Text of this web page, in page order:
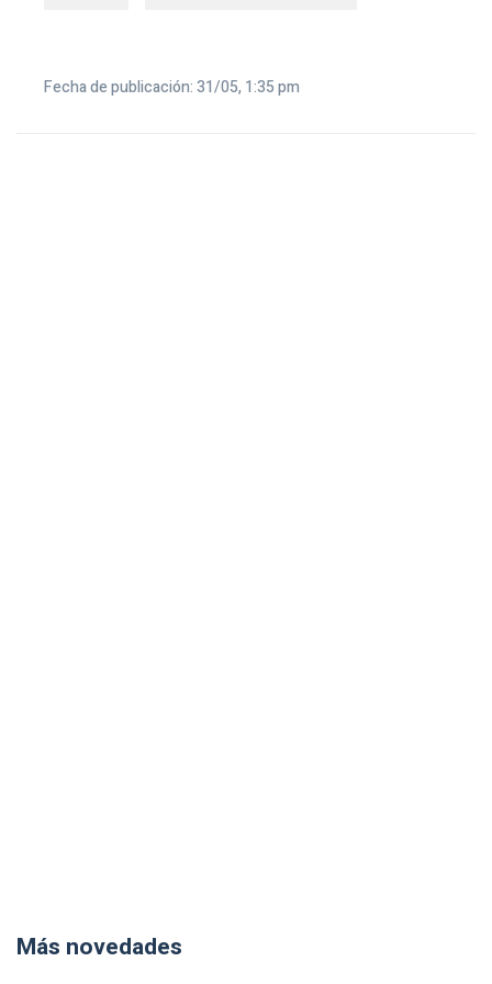
Fecha de publicación: 31/05, 1:35 pm
Más novedades